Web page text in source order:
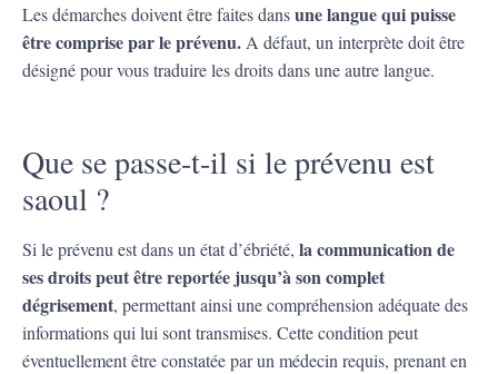
Les démarches doivent être faites dansune langue qui puisse
être comprise par le prévenu.A défaut, un interprète doit être
désigné pour vous traduire les droits dans une autre langue.
Que se passe-t-il si le prévenu est
saoul ?
Si le prévenu est dans un état d’ébriété, la communication de
ses droits peut être reportée jusqu’à son complet
dégrisement, permettant ainsi une compréhension adéquate des
informations qui lui sont transmises. Cette condition peut
éventuellement être constatée par un médecin requis, prenant en